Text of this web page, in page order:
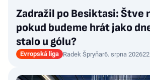
Zadražil po Besiktasi: Štve
pokud budeme hrát jako
stalo u gólu?
Evropská liga Radek Špryňar6. srpna 2026